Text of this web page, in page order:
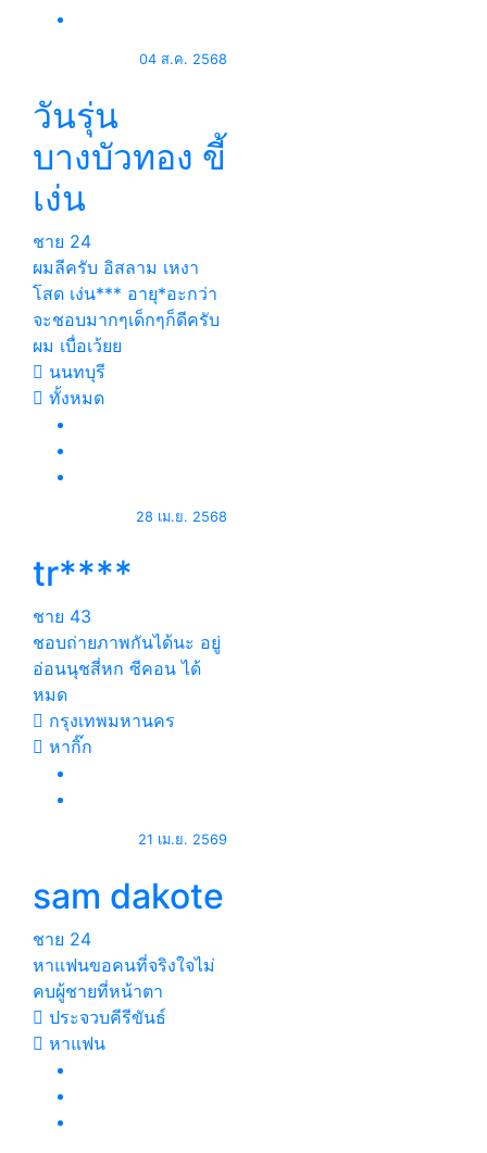
04 ส.ค. 2568
วันรุ่น
บางบัวทอง ขี้
เง่น
ชาย 24
ผมลีครับ อิสลาม เหงา
โสด เง่น*** อายุ*อะกว่า
จะชอบมากๆเด็กๆก็ดีครับ
ผม เบื่อเว้ยย
นนทบุรี
ทั้งหมด
28 เม.ย. 2568
tr****
ชาย 43
ชอบถ่ายภาพกันได้นะ อยู่
อ่อนนุชสี่หก ซีคอน ได้
หมด
กรุงเทพมหานคร
หากิ๊ก
21 เม.ย. 2569
sam dakote
ชาย 24
หาแฟนขอคนที่จริงใจไม่
คบผู้ชายที่หน้าตา
ประจวบคีรีขันธ์
หาแฟน